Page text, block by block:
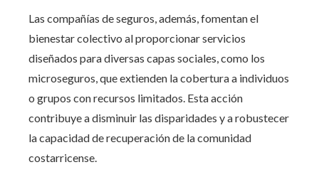
Las compañías de seguros, además, fomentan el
bienestar colectivo al proporcionar servicios
diseñados para diversas capas sociales, como los
microseguros, que extienden la cobertura a individuos
o grupos con recursos limitados. Esta acción
contribuye a disminuir las disparidades y a robustecer
la capacidad de recuperación de la comunidad
costarricense.